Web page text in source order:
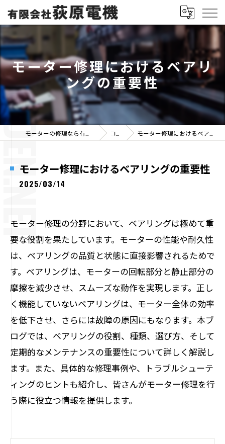
モーター修理におけるベアリ
ングの重要性
コラム モーター修理におけるベアリングの重要性
モーター修理におけるベアリングの重要性
2025/03/14
モーター修理の分野において、ベアリングは極めて重
要な役割を果たしています。モーターの性能や耐久性
は、ベアリングの品質と状態に直接影響されるためで
す。ベアリングは、モーターの回転部分と静止部分の
摩擦を減少させ、スムーズな動作を実現します。正し
く機能していないベアリングは、モーター全体の効率
を低下させ、さらには故障の原因にもなります。本ブ
ログでは、ベアリングの役割、種類、選び方、そして
定期的なメンテナンスの重要性について詳しく解説し
ます。また、具体的な修理事例や、トラブルシューテ
ィングのヒントも紹介し、皆さんがモーター修理を行
う際に役立つ情報を提供します。